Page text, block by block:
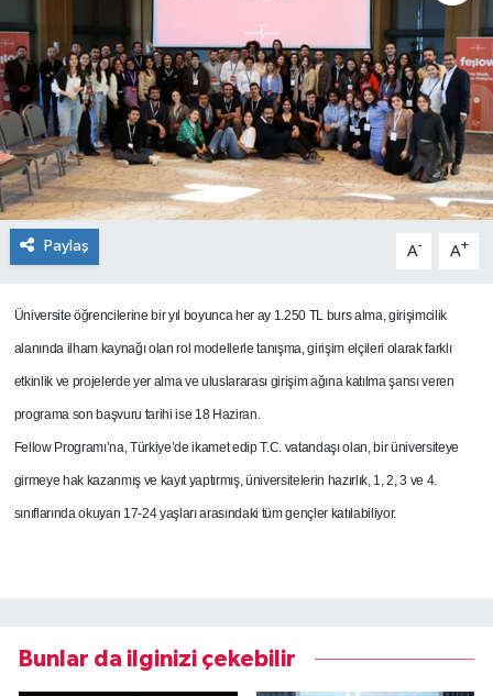
Paylaş A- A+
Üniversite öğrencilerine bir yıl boyunca her ay 1.250 TL burs alma, girişimcilik
alanında ilham kaynağı olan rol modellerle tanışma, girişim elçileri olarak farklı
etkinlik ve projelerde yer alma ve uluslararası girişim ağına katılma şansı veren
programa son başvuru tarihi ise 18 Haziran.
Fellow Programı’na, Türkiye’de ikamet edip T.C. vatandaşı olan, bir üniversiteye
girmeye hak kazanmış ve kayıt yaptırmış, üniversitelerin hazırlık, 1, 2, 3 ve 4.
sınıflarında okuyan 17-24 yaşları arasındaki tüm gençler katılabiliyor.
Bunlar da ilginizi çekebilir
YAŞAM